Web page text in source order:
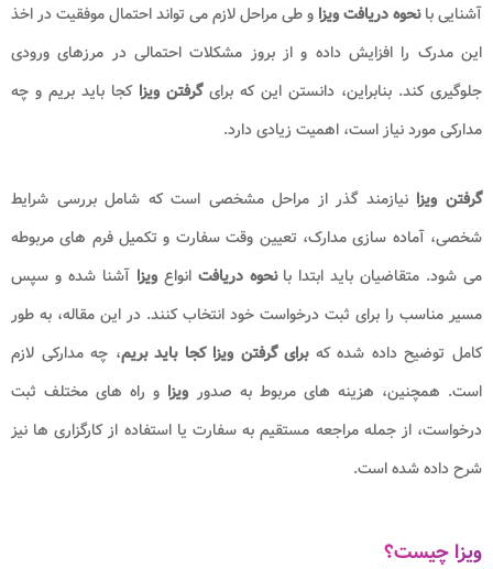
آشنایی بانحوه دریافت ویزا و طی مراحل لازم می تواند احتمال موفقیت در اخذ
این مدرک را افزایش داده و از بروز مشکلات احتمالی در مرزهای ورودی
جلوگیری کند. بنابراین، دانستن این که برایگرفتن ویزا کجا باید بریم و چه
مدارکی مورد نیاز است، اهمیت زیادی دارد.
گرفتن ویزانیازمند گذر از مراحل مشخصی است که شامل بررسی شرایط
شخصی، آماده سازی مدارک، تعیین وقت سفارت و تکمیل فرم های مربوطه
می شود. متقاضیان باید ابتدا بانحوه دریافتانواعویزاآشنا شده و سپس
مسیر مناسب را برای ثبت درخواست خود انتخاب کنند. در این مقاله، به طور
کامل توضیح داده شده که برای گرفتن ویزا کجا باید بریم، چه مدارکی لازم
است. همچنین، هزینه های مربوط به صدور ویزا و راه های مختلف ثبت
درخواست، از جمله مراجعه مستقیم به سفارت یا استفاده از کارگزاری ها نیز
شرح داده شده است.
ویزا چیست؟